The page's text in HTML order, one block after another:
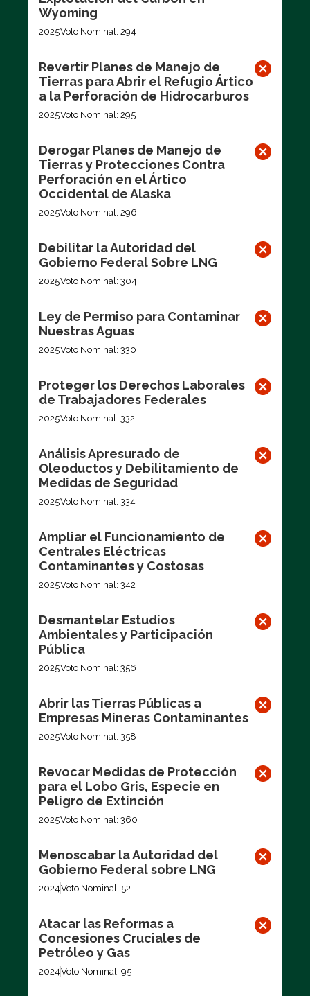
Wyoming
2025Voto Nominal: 294
Revertir Planes de Manejo de
Tierras para Abrir el Refugio Ártico
a la Perforación de Hidrocarburos
2025Voto Nominal: 295
Derogar Planes de Manejo de
Tierras y Protecciones Contra
Perforación en el Ártico
Occidental de Alaska
2025Voto Nominal: 296
Debilitar la Autoridad del
Gobierno Federal Sobre LNG
2025Voto Nominal: 304
Ley de Permiso para Contaminar
Nuestras Aguas
2025Voto Nominal: 330
Proteger los Derechos Laborales
de Trabajadores Federales
2025Voto Nominal: 332
Análisis Apresurado de
Oleoductos y Debilitamiento de
Medidas de Seguridad
2025Voto Nominal: 334
Ampliar el Funcionamiento de
Centrales Eléctricas
Contaminantes y Costosas
2025Voto Nominal: 342
Desmantelar Estudios
Ambientales y Participación
Pública
2025Voto Nominal: 356
Abrir las Tierras Públicas a
Empresas Mineras Contaminantes
2025Voto Nominal: 358
Revocar Medidas de Protección
para el Lobo Gris, Especie en
Peligro de Extinción
2025Voto Nominal: 360
Menoscabar la Autoridad del
Gobierno Federal sobre LNG
2024Voto Nominal: 52
Atacar las Reformas a
Concesiones Cruciales de
Petróleo y Gas
2024Voto Nominal: 95